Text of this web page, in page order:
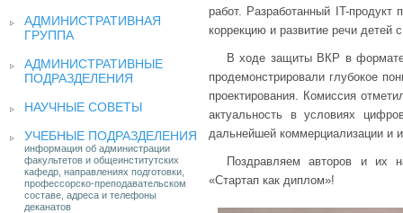
АДМИНИСТРАТИВНАЯ
ГРУППА
АДМИНИСТРАТИВНЫЕ
ПОДРАЗДЕЛЕНИЯ
НАУЧНЫЕ СОВЕТЫ
УЧЕБНЫЕ ПОДРАЗДЕЛЕНИЯ
информация об администрации
факультетов и общеинститутских
кафедр, направлениях подготовки,
профессорско-преподавательском
составе, адреса и телефоны
деканатов
работ. Разработанный IT-
коррекцию и развитие речи
В ходе защиты ВКР в формате
продемонстрировали глубокое
проектирования. Комиссия
актуальность в условиях
дальнейшей коммерциализации и
Поздравляем авторов и их
«Стартап как диплом»!